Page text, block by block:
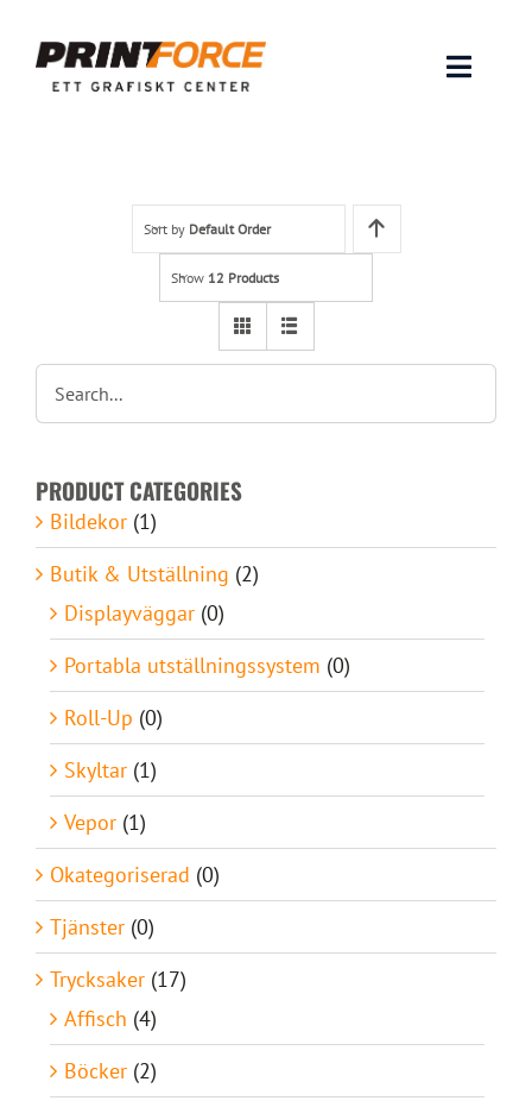
content
Toggle
INSPIRATION
Lämna original & filer
Om oss
Kontakt
Sort by Default Order
Show 12 Products
PRODUCT CATEGORIES
Bildekor (1)
Butik & Utställning (2)
Displayväggar (0)
Portabla utställningssystem (0)
Roll-Up (0)
Skyltar (1)
Vepor (1)
Okategoriserad (0)
Tjänster (0)
Trycksaker (17)
Affisch (4)
Böcker (2)